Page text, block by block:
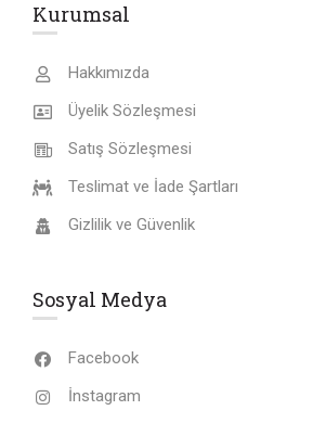
Kurumsal
Hakkımızda
Üyelik Sözleşmesi
Satış Sözleşmesi
Teslimat ve İade Şartları
Gizlilik ve Güvenlik
Sosyal Medya
Facebook
İnstagram